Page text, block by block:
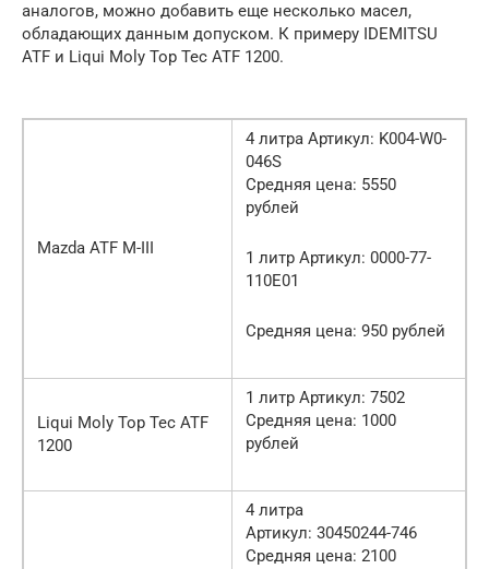
аналогов, можно добавить еще несколько масел,
обладающих данным допуском. К примеру IDEMITSU
ATF и Liqui Moly Top Tec ATF 1200.
Mazda ATF M-III
4 литра Артикул: K004-W0-
046S
Средняя цена: 5550
рублей
1 литр Артикул: 0000-77-
110E01
Средняя цена: 950 рублей
Liqui Moly Top Tec ATF
1200
1 литр Артикул: 7502
Средняя цена: 1000
рублей
4 литра
Артикул: 30450244-746
Средняя цена: 2100